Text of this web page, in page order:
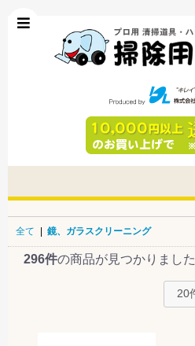
全て | 鏡、ガラスクリーニング
296件の商品が見つかりました